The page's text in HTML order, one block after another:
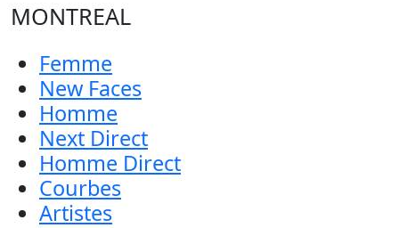
MONTREAL
Femme
New Faces
Homme
Next Direct
Homme Direct
Courbes
Artistes